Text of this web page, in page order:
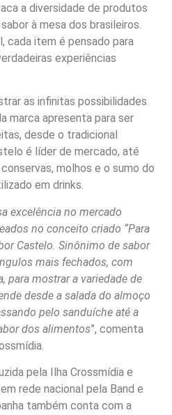
a diversidade de produtos
à mesa dos brasileiros.
cada item é pensado para
experiências
as infinitas possibilidades
marca apresenta para ser
desde o tradicional
é líder de mercado, até
molhos e o sumo do
em drinks.
excelência no mercado
no conceito criado “Para
Castelo. Sinônimo de sabor
mais fechados, com
para mostrar a variedade de
desde a salada do almoço
pelo sanduíche até a
dos alimentos”, comenta
pela Ilha Crossmídia e
rede nacional pela Band e
também conta com a